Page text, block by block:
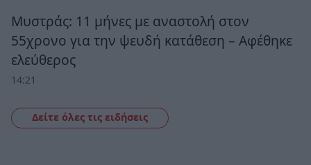
Μυστράς: 11 μήνες με αναστολή στον
55χρονο για την ψευδή κατάθεση – Αφέθηκε
ελεύθερος
14:21
Δείτε όλες τις ειδήσεις